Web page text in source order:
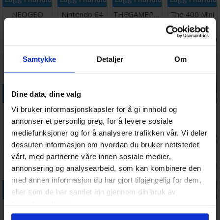
Samtykke Detaljer Om
Dine data, dine valg
Vi bruker informasjonskapsler for å gi innhold og
annonser et personlig preg, for å levere sosiale
mediefunksjoner og for å analysere trafikken vår. Vi deler
dessuten informasjon om hvordan du bruker nettstedet
vårt, med partnerne våre innen sosiale medier,
annonsering og analysearbeid, som kan kombinere den
med annen informasjon du har gjort tilgjengelig for dem,
eller som de har samlet inn gjennom din bruk av
NEOGEO AES+ Memory Card (hvit) lanseres den 12.
november 2026.
NEOGEO
Nintendo 64
THEGAMEPAD
The 400 Mini
Retrokonsoll
Antall på
Legg i handlekurven
The Spectrum
Handheld
1 599,-Ventes inn
14.10.2026
Legg i handlekurven
Tetris My
Play Watch
1 678,- Antall på
lager:
NEOGEO
AES+
2 499,-Ventes inn
11.11.2026
NEOGEO
AES+ Arcade
Stick - Svart
1 248,-Ventes
Legg i handlekurven
Sprint
Legg i handlekurven
AES+ Memory
Legg i handlekurven
Handheld
Legg i
White Edition